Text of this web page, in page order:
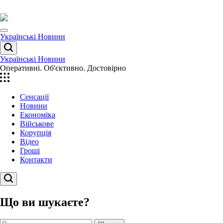
до
вмісту
Menu
Українські Новини
Пошук
Українські Новини
Оперативні. Об'єктивно. Достовірно
Сенсації
Новини
Економіка
Військове
Корупція
Відео
Гроші
Контакти
Пошук
Що ви шукаєте?